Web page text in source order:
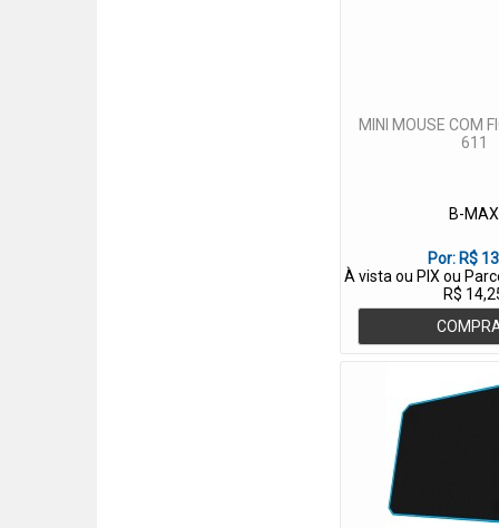
MINI MOUSE COM
611
B-MAX
Por: R$
À vista ou PIX ou
R$